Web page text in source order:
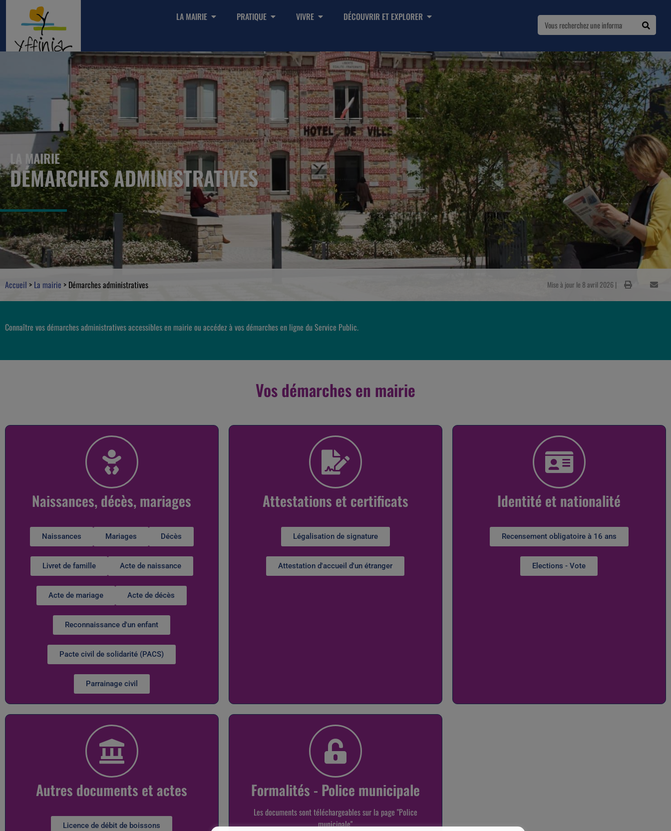
LA MAIRIE PRATIQUE VIVRE DÉCOUVRIR ET EXPLORER
LA MAIRIE
DÉMARCHES ADMINISTRATIVES
Accueil > La mairie > Démarches administratives Mise à jour le 8 avril 2026 |
Connaître vos démarches administratives accessibles en mairie ou accédez à vos démarches en ligne du Service Public.
Vos démarches en mairie
Naissances, décès, mariages
Naissances Mariages Décès
Livret de famille Acte de naissance
Acte de mariage Acte de décès
Reconnaissance d'un enfant
Pacte civil de solidarité (PACS)
Parrainage civil
Attestations et certificats
Légalisation de signature
Attestation d'accueil d'un étranger
Identité et nationalité
Recensement obligatoire à 16 ans
Elections - Vote
Autres documents et actes
Licence de débit de boissons
Formalités - Police municipale
Les documents sont téléchargeables sur la page "Police
municipale"